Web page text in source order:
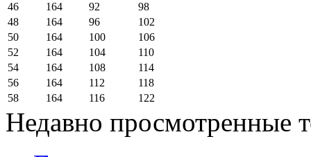
46
164 92
98
48
164 96
102
50
164 100
106
52
164 104
110
54
164 108
114
56
164 112
118
58
164 116 122
Недавно просмотренные